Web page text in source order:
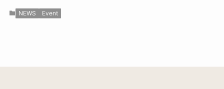
NEWS Event